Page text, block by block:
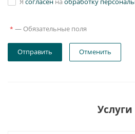
* — Обязательные поля
Отправить Отменить
Услуги